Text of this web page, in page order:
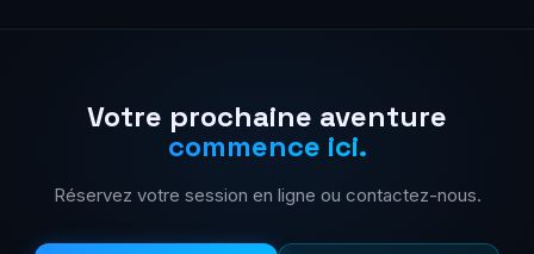
Votre prochaine aventure
commence ici.
Réservez votre session en ligne ou contactez-nous.